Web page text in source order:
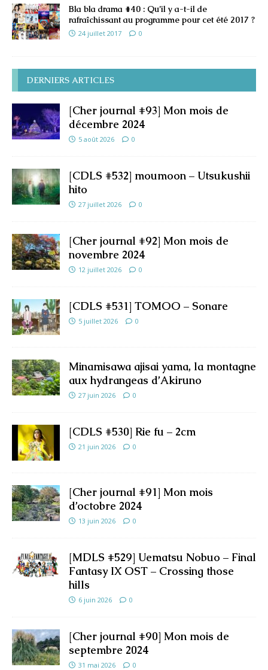
Bla bla drama #40 : Qu’il y a-t-il de
rafraîchissant au programme pour cet été 2017 ?
24 juillet 2017 0
DERNIERS ARTICLES
[Cher journal #93] Mon mois de
décembre 2024
5 août 2026 0
[CDLS #532] moumoon – Utsukushii
hito
27 juillet 2026 0
[Cher journal #92] Mon mois de
novembre 2024
12 juillet 2026 0
[CDLS #531] TOMOO – Sonare
5 juillet 2026 0
Minamisawa ajisai yama, la montagne
aux hydrangeas d’Akiruno
27 juin 2026 0
[CDLS #530] Rie fu – 2cm
21 juin 2026 0
[Cher journal #91] Mon mois
d’octobre 2024
13 juin 2026 0
[MDLS #529] Uematsu Nobuo – Final
Fantasy IX OST – Crossing those
hills
6 juin 2026 0
[Cher journal #90] Mon mois de
septembre 2024
31 mai 2026 0